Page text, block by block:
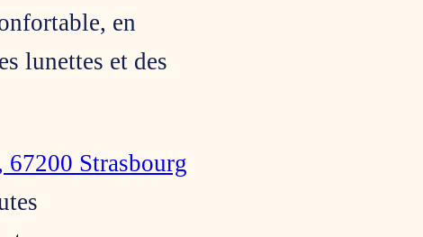
en
lunettes et des
Strasbourg